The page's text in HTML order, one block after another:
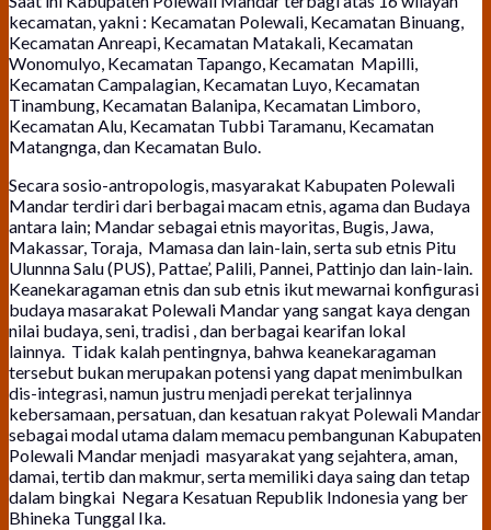
kecamatan, yakni : Kecamatan Polewali, Kecamatan Binuang,
Kecamatan Anreapi, Kecamatan Matakali, Kecamatan
Wonomulyo, Kecamatan Tapango, Kecamatan Mapilli,
Kecamatan Campalagian, Kecamatan Luyo, Kecamatan
Tinambung, Kecamatan Balanipa, Kecamatan Limboro,
Kecamatan Alu, Kecamatan Tubbi Taramanu, Kecamatan
Matangnga, dan Kecamatan Bulo.
Secara sosio-antropologis, masyarakat Kabupaten Polewali
Mandar terdiri dari berbagai macam etnis, agama dan Budaya
antara lain; Mandar sebagai etnis mayoritas, Bugis, Jawa,
Makassar, Toraja, Mamasa dan lain-lain, serta sub etnis Pitu
Ulunnna Salu (PUS), Pattae’, Palili, Pannei, Pattinjo dan lain-lain.
Keanekaragaman etnis dan sub etnis ikut mewarnai konfigurasi
budaya masarakat Polewali Mandar yang sangat kaya dengan
nilai budaya, seni, tradisi , dan berbagai kearifan lokal
lainnya. Tidak kalah pentingnya, bahwa keanekaragaman
tersebut bukan merupakan potensi yang dapat menimbulkan
dis-integrasi, namun justru menjadi perekat terjalinnya
kebersamaan, persatuan, dan kesatuan rakyat Polewali Mandar
sebagai modal utama dalam memacu pembangunan Kabupaten
Polewali Mandar menjadi masyarakat yang sejahtera, aman,
damai, tertib dan makmur, serta memiliki daya saing dan tetap
dalam bingkai Negara Kesatuan Republik Indonesia yang ber
Bhineka Tunggal Ika.